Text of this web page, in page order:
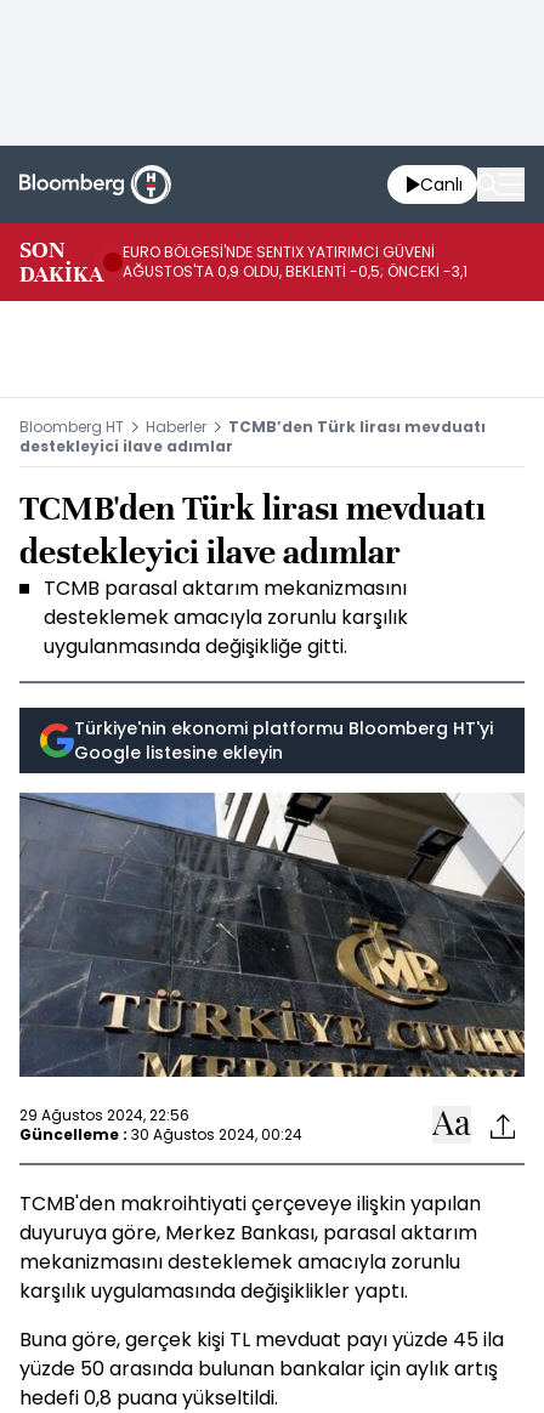
Canlı
SON
DAKİKA
EURO BÖLGESİ'NDE SENTIX YATIRIMCI GÜVENİ
AĞUSTOS'TA 0,9 OLDU, BEKLENTİ -0,5; ÖNCEKİ -3,1
Bloomberg HT Haberler
TCMB’den Türk lirası mevduatı
destekleyici ilave adımlar
TCMB'den Türk lirası mevduatı
destekleyici ilave adımlar
TCMB parasal aktarım mekanizmasını
desteklemek amacıyla zorunlu karşılık
uygulanmasında değişikliğe gitti.
Türkiye'nin ekonomi platformu Bloomberg HT'yi
Google listesine ekleyin
29 Ağustos 2024, 22:56
Güncelleme : 30 Ağustos 2024, 00:24
TCMB'den makroihtiyati çerçeveye ilişkin yapılan
duyuruya göre, Merkez Bankası, parasal aktarım
mekanizmasını desteklemek amacıyla zorunlu
karşılık uygulamasında değişiklikler yaptı.
Buna göre, gerçek kişi TL mevduat payı yüzde 45 ila
yüzde 50 arasında bulunan bankalar için aylık artış
hedefi 0,8 puana yükseltildi.